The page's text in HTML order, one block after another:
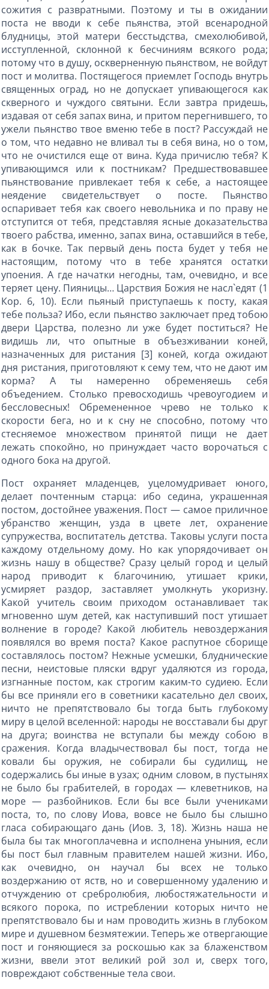
сожития с развратными. Поэтому и ты в ожидании
поста не вводи к себе пьянства, этой всенародной
блудницы, этой матери бесстыдства, смехолюбивой,
исступленной, склонной к бесчиниям всякого рода;
потому что в душу, оскверненную пьянством, не войдут
пост и молитва. Постящегося приемлет Господь внутрь
священных оград, но не допускает упивающегося как
скверного и чуждого святыни. Если завтра придешь,
издавая от себя запах вина, и притом перегнившего, то
ужели пьянство твое вменю тебе в пост? Рассуждай не
о том, что недавно не вливал ты в себя вина, но о том,
что не очистился еще от вина. Куда причислю тебя? К
упивающимся или к постникам? Предшествовавшее
пьянствование привлекает тебя к себе, а настоящее
неядение свидетельствует о посте. Пьянство
оспаривает тебя как своего невольника и по праву не
отступится от тебя, представляя ясные доказательства
твоего рабства, именно, запах вина, оставшийся в тебе,
как в бочке. Так первый день поста будет у тебя не
настоящим, потому что в тебе хранятся остатки
упоения. А где начатки негодны, там, очевидно, и все
теряет цену. Пияницы… Царствия Божия не насл`едят (1
Кор. 6, 10). Если пьяный приступаешь к посту, какая
тебе польза? Ибо, если пьянство заключает пред тобою
двери Царства, полезно ли уже будет поститься? Не
видишь ли, что опытные в объезживании коней,
назначенных для ристания [3] коней, когда ожидают
дня ристания, приготовляют к сему тем, что не дают им
корма? А ты намеренно обременяешь себя
объедением. Столько превосходишь чревоугодием и
бессловесных! Обремененное чрево не только к
скорости бега, но и к сну не способно, потому что
стесняемое множеством принятой пищи не дает
лежать спокойно, но принуждает часто ворочаться с
одного бока на другой.
Пост охраняет младенцев, уцеломудривает юного,
делает почтенным старца: ибо седина, украшенная
постом, достойнее уважения. Пост — самое приличное
убранство женщин, узда в цвете лет, охранение
супружества, воспитатель детства. Таковы услуги поста
каждому отдельному дому. Но как упорядочивает он
жизнь нашу в обществе? Сразу целый город и целый
народ приводит к благочинию, утишает крики,
усмиряет раздор, заставляет умолкнуть укоризну.
Какой учитель своим приходом останавливает так
мгновенно шум детей, как наступивший пост утишает
волнение в городе? Какой любитель невоздержания
появлялся во время поста? Какое распутное сборище
составлялось постом? Нежные усмешки, блуднические
песни, неистовые пляски вдруг удаляются из города,
изгнанные постом, как строгим каким-то судиею. Если
бы все приняли его в советники касательно дел своих,
ничто не препятствовало бы тогда быть глубокому
миру в целой вселенной: народы не восставали бы друг
на друга; воинства не вступали бы между собою в
сражения. Когда владычествовал бы пост, тогда не
ковали бы оружия, не собирали бы судилищ, не
содержались бы иные в узах; одним словом, в пустынях
не было бы грабителей, в городах — клеветников, на
море — разбойников. Если бы все были учениками
поста, то, по слову Иова, вовсе не было бы слышно
гласа собирающаго дань (Иов. 3, 18). Жизнь наша не
была бы так многоплачевна и исполнена уныния, если
бы пост был главным правителем нашей жизни. Ибо,
как очевидно, он научал бы всех не только
воздержанию от яств, но и совершенному удалению и
отчуждению от сребролюбия, любостяжательности и
всякого порока, по истреблении которых ничто не
препятствовало бы и нам проводить жизнь в глубоком
мире и душевном безмятежии. Теперь же отвергающие
пост и гоняющиеся за роскошью как за блаженством
жизни, ввели этот великий рой зол и, сверх того,
повреждают собственные тела свои.